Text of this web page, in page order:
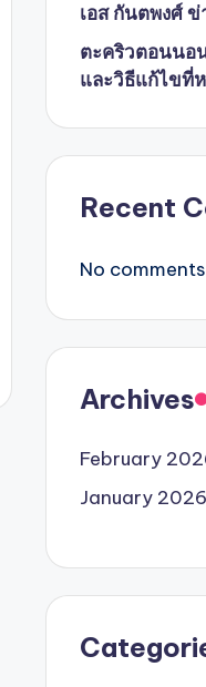
เอส กันตพงศ์ ข่
ตะคริวตอนนอ
และวิธีแก้ไขที่
Recent
No
Archives
February
January 2026